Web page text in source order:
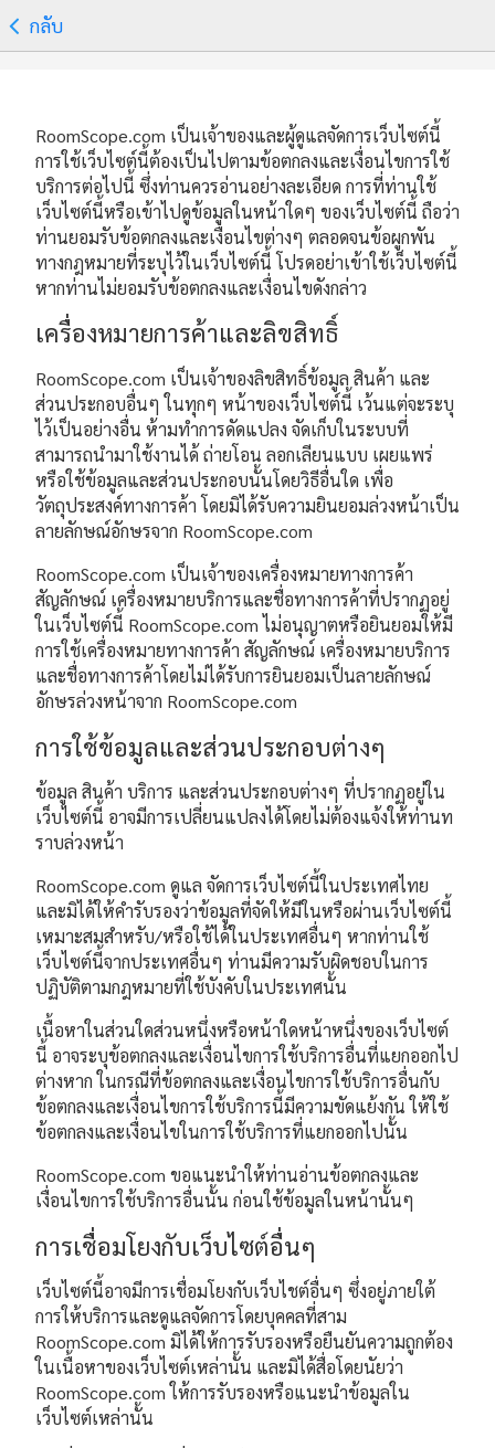
กลับ
RoomScope.com เป็นเจ้าของและผู้ดูแลจัดการเว็บไซต์นี้
การใช้เว็บไซต์นี้ต้องเป็นไปตามข้อตกลงและเงื่อนไขการใช้
บริการต่อไปนี้ ซึ่งท่านควรอ่านอย่างละเอียด การที่ท่านใช้
เว็บไซต์นี้หรือเข้าไปดูข้อมูลในหน้าใดๆ ของเว็บไซต์นี้ ถือว่า
ท่านยอมรับข้อตกลงและเงื่อนไขต่างๆ ตลอดจนข้อผูกพัน
ทางกฎหมายที่ระบุไว้ในเว็บไซต์นี้ โปรดอย่าเข้าใช้เว็บไซต์นี้
หากท่านไม่ยอมรับข้อตกลงและเงื่อนไขดังกล่าว
เครื่องหมายการค้าและลิขสิทธิ์
RoomScope.com เป็นเจ้าของลิขสิทธิ์ข้อมูล สินค้า และ
ส่วนประกอบอื่นๆ ในทุกๆ หน้าของเว็บไซต์นี้ เว้นแต่จะระบุ
ไว้เป็นอย่างอื่น ห้ามทำการดัดแปลง จัดเก็บในระบบที่
สามารถนำมาใช้งานได้ ถ่ายโอน ลอกเลียนแบบ เผยแพร่
หรือใช้ข้อมูลและส่วนประกอบนั้นโดยวิธีอื่นใด เพื่อ
วัตถุประสงค์ทางการค้า โดยมิได้รับความยินยอมล่วงหน้าเป็น
ลายลักษณ์อักษรจาก RoomScope.com
RoomScope.com เป็นเจ้าของเครื่องหมายทางการค้า
สัญลักษณ์ เครื่องหมายบริการและชื่อทางการค้าที่ปรากฏอยู่
ในเว็บไซต์นี้ RoomScope.com ไม่อนุญาตหรือยินยอมให้มี
การใช้เครื่องหมายทางการค้า สัญลักษณ์ เครื่องหมายบริการ
และชื่อทางการค้าโดยไม่ได้รับการยินยอมเป็นลายลักษณ์
อักษรล่วงหน้าจาก RoomScope.com
การใช้ข้อมูลและส่วนประกอบต่างๆ
ข้อมูล สินค้า บริการ และส่วนประกอบต่างๆ ที่ปรากฏอยู่ใน
เว็บไซต์นี้ อาจมีการเปลี่ยนแปลงได้โดยไม่ต้องแจ้งให้ท่านท
ราบล่วงหน้า
RoomScope.com ดูแล จัดการเว็บไซต์นี้ในประเทศไทย
และมิได้ให้คำรับรองว่าข้อมูลที่จัดให้มีในหรือผ่านเว็บไซต์นี้
เหมาะสมสำหรับ/หรือใช้ได้ในประเทศอื่นๆ หากท่านใช้
เว็บไซต์นี้จากประเทศอื่นๆ ท่านมีความรับผิดชอบในการ
ปฏิบัติตามกฎหมายที่ใช้บังคับในประเทศนั้น
เนื้อหาในส่วนใดส่วนหนึ่งหรือหน้าใดหน้าหนึ่งของเว็บไซต์
นี้ อาจระบุข้อตกลงและเงื่อนไขการใช้บริการอื่นที่แยกออกไป
ต่างหาก ในกรณีที่ข้อตกลงและเงื่อนไขการใช้บริการอื่นกับ
ข้อตกลงและเงื่อนไขการใช้บริการนี้มีความขัดแย้งกัน ให้ใช้
ข้อตกลงและเงื่อนไขในการใช้บริการที่แยกออกไปนั้น
RoomScope.com ขอแนะนำให้ท่านอ่านข้อตกลงและ
เงื่อนไขการใช้บริการอื่นนั้น ก่อนใช้ข้อมูลในหน้านั้นๆ
การเชื่อมโยงกับเว็บไซต์อื่นๆ
เว็บไซต์นี้อาจมีการเชื่อมโยงกับเว็บไชต์อื่นๆ ซึ่งอยู่ภายใต้
การให้บริการและดูแลจัดการโดยบุคคลที่สาม
RoomScope.com มิได้ให้การรับรองหรือยืนยันความถูกต้อง
ในเนื้อหาของเว็บไซต์เหล่านั้น และมิได้สื่อโดยนัยว่า
RoomScope.com ให้การรับรองหรือแนะนำข้อมูลใน
เว็บไซต์เหล่านั้น